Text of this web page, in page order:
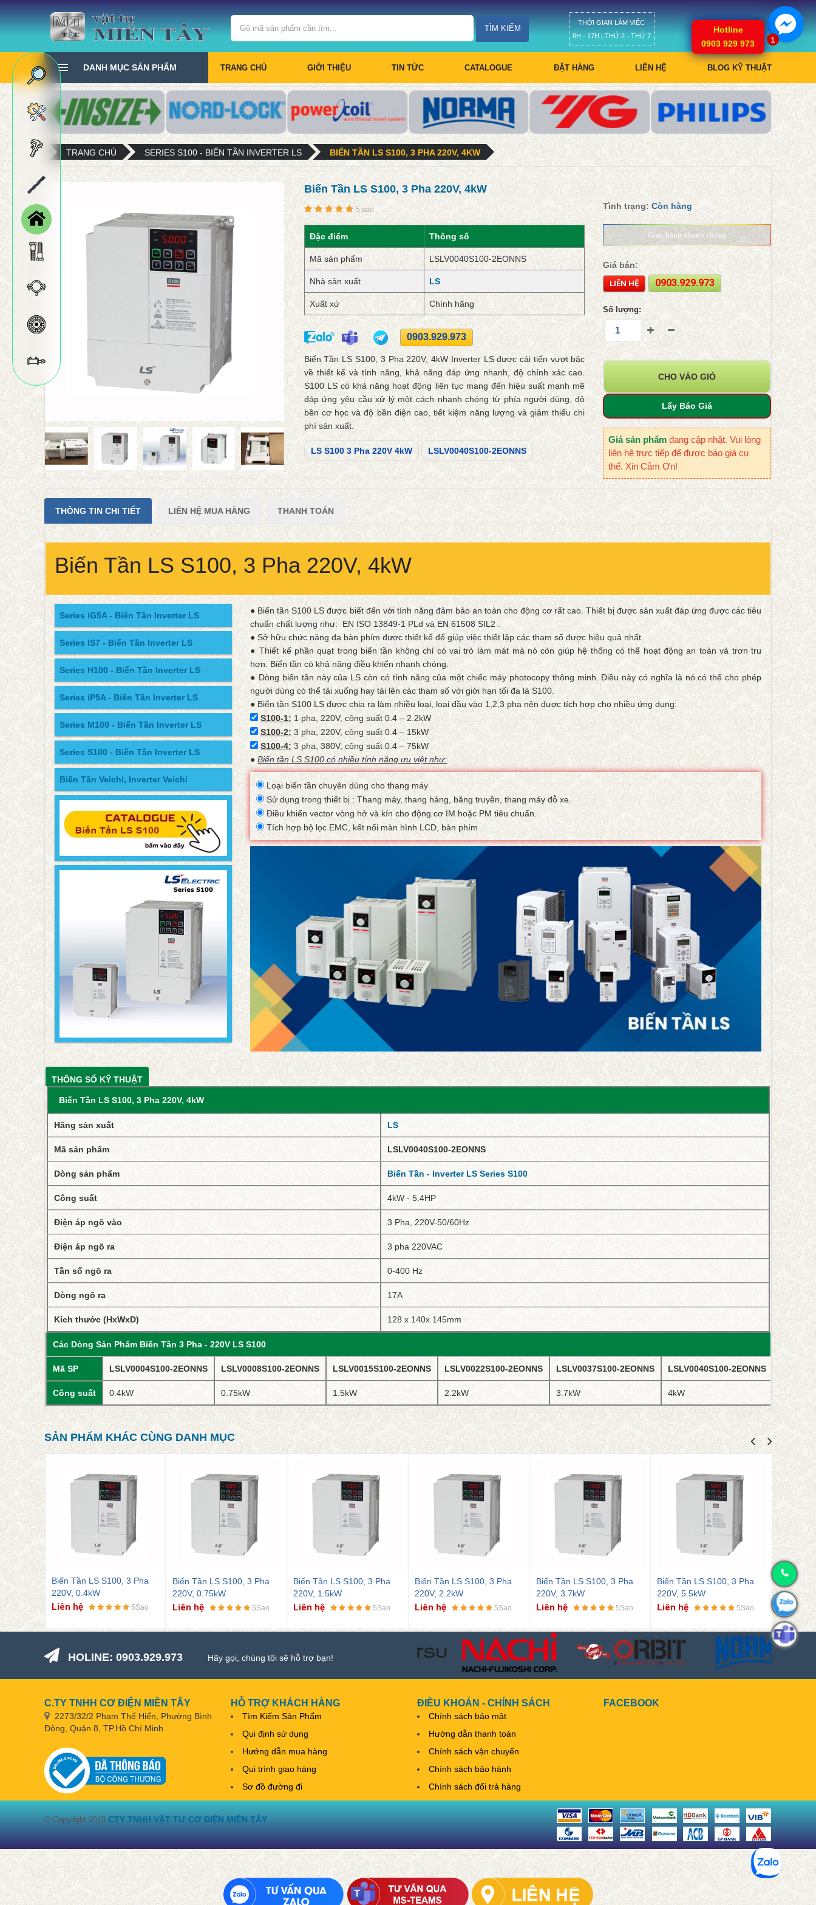
TÌM KIẾM
THỜI GIAN LÀM VIỆC
8H - 17H | THỨ 2 - THỨ 7
Giỏ hàng
DANH MỤC SẢN PHẨM TRANG CHỦ GIỚI THIỆU TIN TỨC CATALOGUE ĐẶT HÀNG LIÊN HỆ BLOG KỸ THUẬT
TRANG CHỦ SERIES S100 - BIẾN TẦN INVERTER LS BIẾN TẦN LS S100, 3 PHA 220V, 4KW
Biến Tần LS S100, 3 Pha 220V, 4kW
5 sao
Đặc điểm Thông số
Mã sản phẩm LSLV0040S100-2EONNS
Nhà sản xuất LS
Xuất xứ Chính hãng
0903.929.973
Biến Tần LS S100, 3 Pha 220V, 4kW Inverter LS được cải tiến vượt bậc
về thiết kế và tính năng, khả năng đáp ứng nhanh, độ chính xác cao.
S100 LS có khả năng hoạt động liên tục mang đến hiệu suất mạnh mẽ
đáp ứng yêu cầu xử lý một cách nhanh chóng từ phía người dùng, độ
bền cơ học và độ bền điện cao, tiết kiệm năng lượng và giảm thiểu chi
phí sản xuất.
LS S100 3 Pha 220V 4kW LSLV0040S100-2EONNS
Tình trạng:Còn hàng
Giao hàng nhanh chóng
Giá bán:
LIÊN HỆ 0903.929.973
Số lượng:
CHO VÀO GIỎ
Lấy Báo Giá
Giá sản phẩm đang cập nhật. Vui lòng
liên hệ trực tiếp để được báo giá cụ
thể. Xin Cảm Ơn!
THÔNG TIN CHI TIẾT LIÊN HỆ MUA HÀNG THANH TOÁN
Biến Tần LS S100, 3 Pha 220V, 4kW
Series iG5A - Biến Tần Inverter LS
Series IS7 - Biến Tần Inverter LS
Series H100 - Biến Tần Inverter LS
Series iP5A - Biến Tần Inverter LS
Series M100 - Biến Tần Inverter LS
Series S100 - Biến Tần Inverter LS
Biến Tần Veichi, Inverter Veichi
● Biến tần S100 LS được biết đến với tính năng đảm bảo an toàn cho động cơ rất cao. Thiết bị được sản xuất đáp ứng được các tiêu
chuẩn chất lượng như: EN ISO 13849-1 PLd và EN 61508 SIL2 .
● Sở hữu chức năng đa bàn phím được thiết kế để giúp việc thiết lập các tham số được hiệu quả nhất.
● Thiết kế phần quạt trong biến tần không chỉ có vai trò làm mát mà nó còn giúp hệ thống có thể hoạt động an toàn và trơn tru
hơn. Biến tần có khả năng điều khiển nhanh chóng.
● Dòng biến tần này của LS còn có tính năng của một chiếc máy photocopy thông minh. Điều này có nghĩa là nó có thể cho phép
người dùng có thể tải xuống hay tải lên các tham số với giới hạn tối đa là S100.
● Biến tần S100 LS được chia ra làm nhiều loại, loại đầu vào 1,2,3 pha nên được tích hợp cho nhiều ứng dụng:
S100-1: 1 pha, 220V, công suất 0.4 – 2.2kW
S100-2: 3 pha, 220V, công suất 0.4 – 15kW
S100-4: 3 pha, 380V, công suất 0.4 – 75kW
●Biến tần LS S100 có nhiều tính năng ưu việt như:
Loại biến tần chuyên dùng cho thang máy
Sử dụng trong thiết bị : Thang máy, thang hàng, băng truyền, thang máy đỗ xe.
Điều khiển vector vòng hở và kín cho động cơ IM hoặc PM tiêu chuẩn.
Tích hợp bộ lọc EMC, kết nối màn hình LCD, bàn phím
THÔNG SỐ KỸ THUẬT
Biến Tần LS S100, 3 Pha 220V, 4kW
Hãng sản xuất LS
Mã sản phẩm LSLV0040S100-2EONNS
Dòng sản phẩm Biến Tần - Inverter LS Series S100
Công suất 4kW - 5.4HP
Điện áp ngõ vào 3 Pha, 220V-50/60Hz
Điện áp ngõ ra 3 pha 220VAC
Tần số ngõ ra 0-400 Hz
Dòng ngõ ra 17A
Kích thước (HxWxD) 128 x 140x 145mm
Các Dòng Sản Phẩm Biến Tần 3 Pha - 220V LS S100
Mã SP LSLV0004S100-2EONNS LSLV0008S100-2EONNS LSLV0015S100-2EONNS LSLV0022S100-2EONNS LSLV0037S100-2EONNS LSLV0040S100-2EONNS
Công suất 0.4kW 0.75kW 1.5kW 2.2kW 3.7kW 4kW 5.5kW
SẢN PHẨM KHÁC CÙNG DANH MỤC
S100, 3 Pha
5Sao
Biến Tần LS S100, 3 Pha
220V, 0.75kW
Liên hệ 5Sao
Biến Tần LS S100, 3 Pha
220V, 1.5kW
Liên hệ 5Sao
Biến Tần LS S100, 3 Pha
220V, 2.2kW
Liên hệ 5Sao
Biến Tần LS S100, 3 Pha
220V, 3.7kW
Liên hệ 5Sao
Biến Tần LS S100, 3 Pha
220V, 5.5kW
Liên hệ 5Sao
Biến Tần LS S100, 1 Pha
220V, 0.4kW
Liên hệ 5Sao
HOLINE: 0903.929.973 Hãy gọi, chúng tôi sẽ hỗ trợ bạn!
C.TY TNHH CƠ ĐIỆN MIỀN TÂY
2273/32/2 Phạm Thế Hiển, Phường Bình
Đông, Quận 8, TP.Hồ Chí Minh
HỖ TRỢ KHÁCH HÀNG
Tìm Kiếm Sản Phẩm
Qui định sử dụng
Hướng dẫn mua hàng
Qui trình giao hàng
Sơ đồ đường đi
ĐIỀU KHOẢN - CHÍNH SÁCH
Chính sách bảo mật
Hướng dẫn thanh toán
Chính sách vận chuyển
Chính sách bảo hành
Chính sách đổi trả hàng
FACEBOOK
© Copyright 2018 CTY TNHH VẬT TƯ CƠ ĐIỆN MIỀN TÂY
1
Hotline
0903 929 973